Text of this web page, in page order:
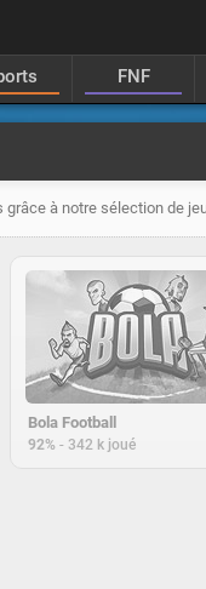
FNF
à notre sélection de
Bola Football
92% - 342 k joué